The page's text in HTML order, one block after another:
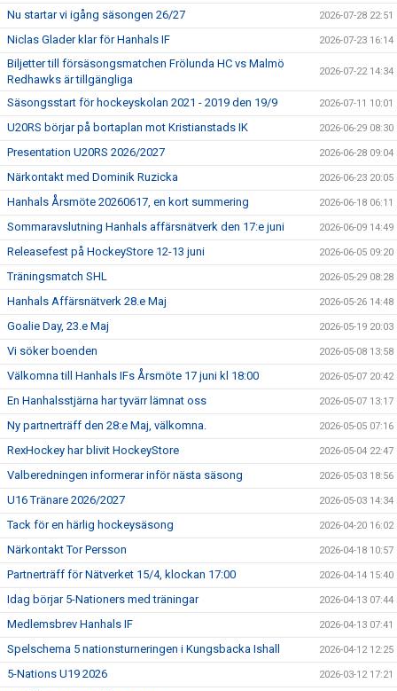
Nu startar vi igång säsongen 26/27 2026-07-28 22:51
Niclas Glader klar för Hanhals IF 2026-07-23 16:14
Biljetter till försäsongsmatchen Frölunda HC vs Malmö
Redhawks är tillgängliga
2026-07-22 14:34
Säsongsstart för hockeyskolan 2021 - 2019 den 19/9 2026-07-11 10:01
U20RS börjar på bortaplan mot Kristianstads IK 2026-06-29 08:30
Presentation U20RS 2026/2027 2026-06-28 09:04
Närkontakt med Dominik Ruzicka 2026-06-23 20:05
Hanhals Årsmöte 20260617, en kort summering 2026-06-18 06:11
Sommaravslutning Hanhals affärsnätverk den 17:e juni 2026-06-09 14:49
Releasefest på HockeyStore 12-13 juni 2026-06-05 09:20
Träningsmatch SHL 2026-05-29 08:28
Hanhals Affärsnätverk 28.e Maj 2026-05-26 14:48
Goalie Day, 23.e Maj 2026-05-19 20:03
Vi söker boenden 2026-05-08 13:58
Välkomna till Hanhals IFs Årsmöte 17 juni kl 18:00 2026-05-07 20:42
En Hanhalsstjärna har tyvärr lämnat oss 2026-05-07 13:17
Ny partnerträff den 28:e Maj, välkomna. 2026-05-05 07:16
RexHockey har blivit HockeyStore 2026-05-04 22:47
Valberedningen informerar inför nästa säsong 2026-05-03 18:56
U16 Tränare 2026/2027 2026-05-03 14:34
Tack för en härlig hockeysäsong 2026-04-20 16:02
Närkontakt Tor Persson 2026-04-18 10:57
Partnerträff för Nätverket 15/4, klockan 17:00 2026-04-14 15:40
Idag börjar 5-Nationers med träningar 2026-04-13 07:44
Medlemsbrev Hanhals IF 2026-04-13 07:41
Spelschema 5 nationsturneringen i Kungsbacka Ishall 2026-04-12 12:25
5-Nations U19 2026 2026-03-12 17:21